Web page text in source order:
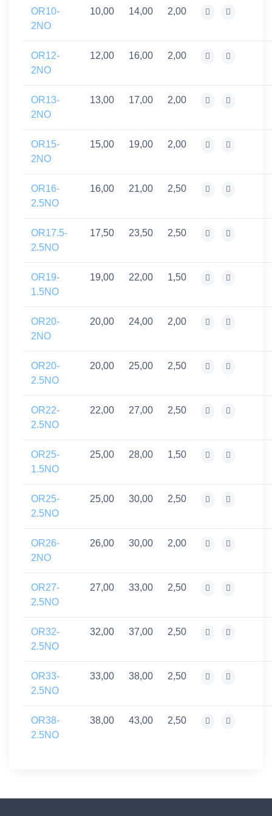
OR10-
2NO
10,00 14,00 2,00
OR12-
2NO
12,00 16,00 2,00
OR13-
2NO
13,00 17,00 2,00
OR15-
2NO
15,00 19,00 2,00
OR16-
2.5NO
16,00 21,00 2,50
OR17.5-
2.5NO
17,50 23,50 2,50
OR19-
1.5NO
19,00 22,00 1,50
OR20-
2NO
20,00 24,00 2,00
OR20-
2.5NO
20,00 25,00 2,50
OR22-
2.5NO
22,00 27,00 2,50
OR25-
1.5NO
25,00 28,00 1,50
OR25-
2.5NO
25,00 30,00 2,50
OR26-
2NO
26,00 30,00 2,00
OR27-
2.5NO
27,00 33,00 2,50
OR32-
2.5NO
32,00 37,00 2,50
OR33-
2.5NO
33,00 38,00 2,50
OR38-
2.5NO
38,00 43,00 2,50